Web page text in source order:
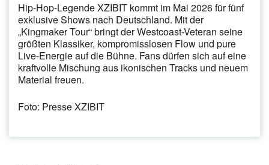
Hip-Hop-Legende XZIBIT kommt im Mai 2026 für fünf
exklusive Shows nach Deutschland. Mit der
„Kingmaker Tour“ bringt der Westcoast-Veteran seine
größten Klassiker, kompromisslosen Flow und pure
Live-Energie auf die Bühne. Fans dürfen sich auf eine
kraftvolle Mischung aus ikonischen Tracks und neuem
Material freuen.
Foto: Presse XZIBIT